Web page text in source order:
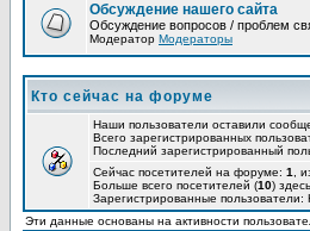
Обсуждение нашего сайта
Обсуждение вопросов / проблем
Модератор Модераторы
Кто сейчас на форуме
Наши пользователи оставили
Всего зарегистрированных
Последний зарегистрированный
Сейчас посетителей на форуме: 1
,
Больше всего посетителей (10)
Зарегистрированные пользователи:
Эти данные основаны на активности